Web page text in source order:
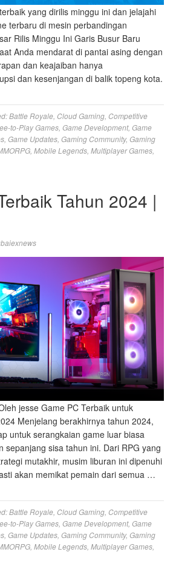
yang dirilis minggu ini dan jelajahi
terbaru di mesin perbandingan
Rilis Minggu Ini Garis Busur Baru
Anda mendarat di pantai asing dengan
dan keajaiban hanya
dan kesenjangan di balik topeng kota.
Battle Royale, Cloud Gaming, Competitive
to-Play Games, Game Development, Game
, Game Updates, Gaming Community, Gaming
, Mobile Legends, Multiplayer Games,
Tahun 2024 |
jesse Game PC Terbaik untuk
Menjelang berakhirnya tahun 2024,
untuk serangkaian game luar biasa
sepanjang sisa tahun ini. Dari RPG yang
mutakhir, musim liburan ini dipenuhi
akan memikat pemain dari semua …
Battle Royale Cloud Gaming Competitive
to-Play Games Game Development, Game
Game Updates Gaming Community, Gaming
Mobile Legends Multiplayer Games